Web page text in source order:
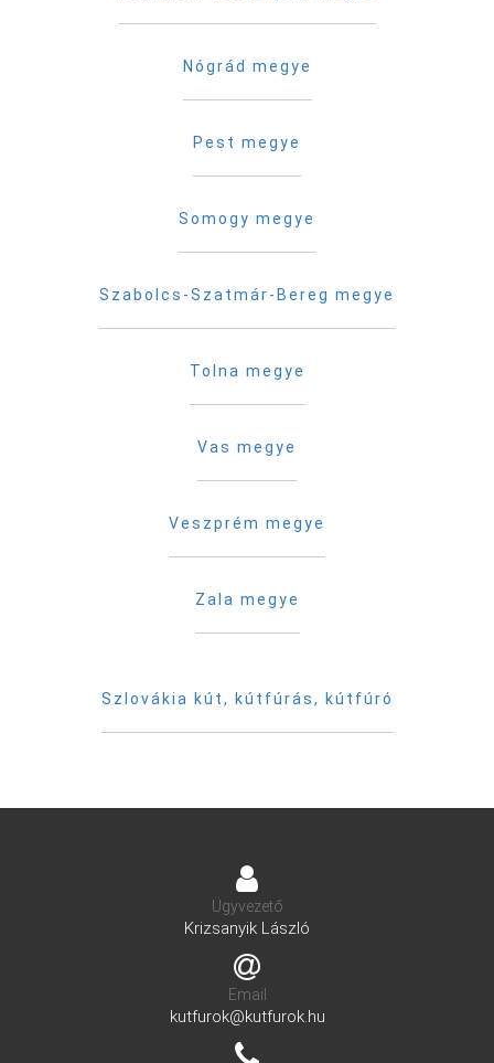
Nógrád megye
Pest megye
Somogy megye
Szabolcs-Szatmár-Bereg megye
Tolna megye
Vas megye
Veszprém megye
Zala megye
Szlovákia kút, kútfúrás, kútfúró
Ügyvezető
Krizsanyik László
Email
kutfurok@kutfurok.hu